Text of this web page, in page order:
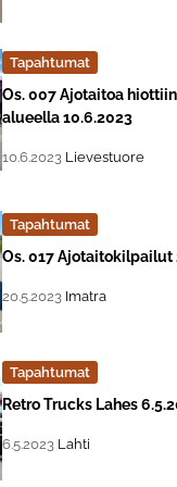
Tapahtumat
Lue lisää about event
Os. 007 Ajotaitoa
alueella 10.6.2023
, Tapahtuman päiväys:
10.6.2023 Sijainti:
Lievestuore
Tapahtumat
Lue lisää about event
Os. 017 Ajotaitokilpailut
, Tapahtuman päiväys:
20.5.2023 Sijainti:
Imatra
Tapahtumat
Lue lisää about event
Retro Trucks Lahes
, Tapahtuman päiväys:
6.5.2023 Sijainti:
Lahti